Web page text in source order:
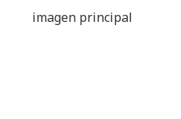
imagen principal